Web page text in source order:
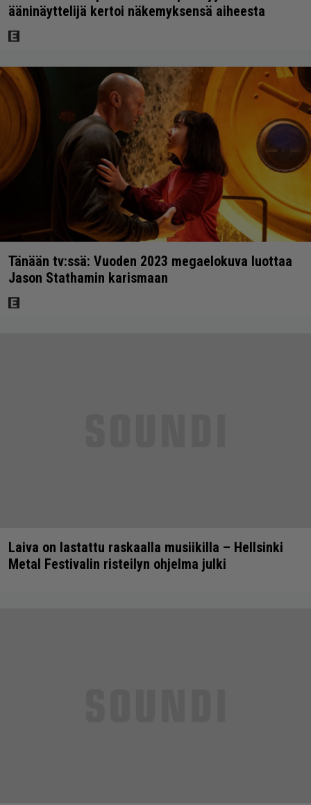
ääninäyttelijä kertoi näkemyksensä aiheesta
Tänään tv:ssä: Vuoden 2023 megaelokuva luottaa
Jason Stathamin karismaan
Laiva on lastattu raskaalla musiikilla – Hellsinki
Metal Festivalin risteilyn ohjelma julki